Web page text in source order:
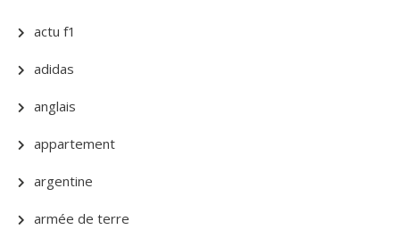
actu f1
adidas
anglais
appartement
argentine
armée de terre